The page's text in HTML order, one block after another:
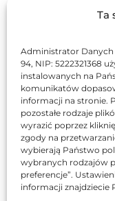
Ta
Administrator Danych
94, NIP: 5222321368
instalowanych na
komunikatów
informacji na stronie.
pozostałe rodzaje
wyrazić poprzez
zgody na
wybierają Państwo
wybranych rodzajów
preferencje”.
informacji znajdziecie